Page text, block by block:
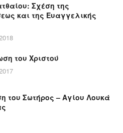
Σχέση της
και της Ευαγγελικής
του Χριστού
του Σωτήρος – Αγίου Λουκά